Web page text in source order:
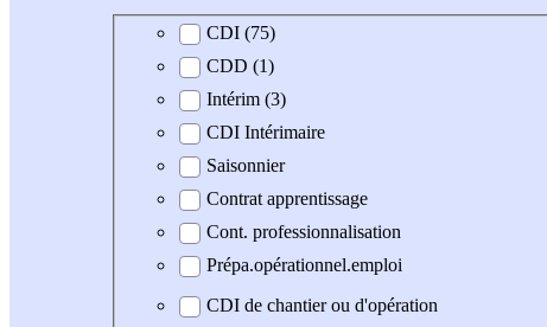
Type de contratCDI (75)
CDD (1)
Intérim (3)
CDI Intérimaire
Saisonnier
Contrat apprentissage
Cont. professionnalisation
Prépa.opérationnel.emploi
CDI de chantier ou d'opération